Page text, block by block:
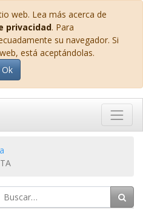
web. Lea más acerca de
privacidad. Para
su navegador. Si
está aceptándolas.
Ok